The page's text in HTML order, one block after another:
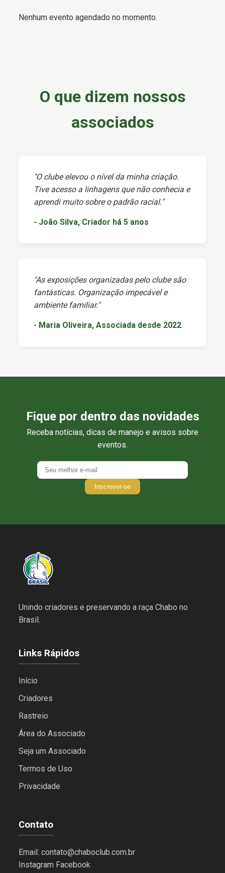
Nenhum evento agendado no momento.
O que dizem nossos
associados
"O clube elevou o nível da minha criação.
Tive acesso a linhagens que não conhecia e
aprendi muito sobre o padrão racial."
- João Silva, Criador há 5 anos
"As exposições organizadas pelo clube são
fantásticas. Organização impecável e
ambiente familiar."
- Maria Oliveira, Associada desde 2022
Fique por dentro das novidades
Receba notícias, dicas de manejo e avisos sobre
eventos.
Inscrever-se
Unindo criadores e preservando a raça Chabo no
Brasil.
Links Rápidos
Início
Criadores
Rastreio
Área do Associado
Seja um Associado
Termos de Uso
Privacidade
Contato
Email: contato@chaboclub.com.br
Instagram Facebook